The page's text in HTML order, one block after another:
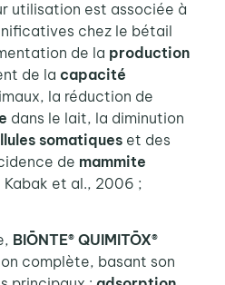
utilisation est associée à
chez le bétail
de la production
de la capacité
la réduction de
dans le lait, la diminution
somatiqueset des
de mammite
et al., 2006 ;
BIŌNTE® QUIMITŌX®
complète, basant son